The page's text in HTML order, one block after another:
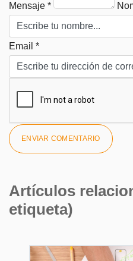
Mensaje *
Email *
Artículos
etiqueta)